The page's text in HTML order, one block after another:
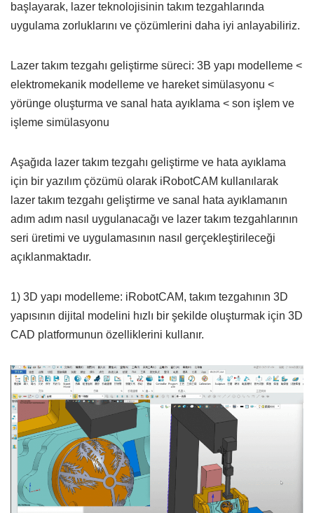
başlayarak, lazer teknolojisinin takım tezgahlarında
uygulama zorluklarını ve çözümlerini daha iyi anlayabiliriz.
Lazer takım tezgahı geliştirme süreci: 3B yapı modelleme <
elektromekanik modelleme ve hareket simülasyonu <
yörünge oluşturma ve sanal hata ayıklama < son işlem ve
işleme simülasyonu
Aşağıda lazer takım tezgahı geliştirme ve hata ayıklama
için bir yazılım çözümü olarak iRobotCAM kullanılarak
lazer takım tezgahı geliştirme ve sanal hata ayıklamanın
adım adım nasıl uygulanacağı ve lazer takım tezgahlarının
seri üretimi ve uygulamasının nasıl gerçekleştirileceği
açıklanmaktadır.
1) 3D yapı modelleme: iRobotCAM, takım tezgahının 3D
yapısının dijital modelini hızlı bir şekilde oluşturmak için 3D
CAD platformunun özelliklerini kullanır.